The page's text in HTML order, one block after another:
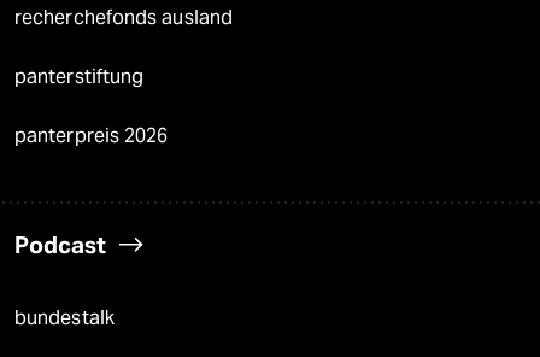
recherchefonds ausland
panterstiftung
panterpreis 2026
Podcast
bundestalk